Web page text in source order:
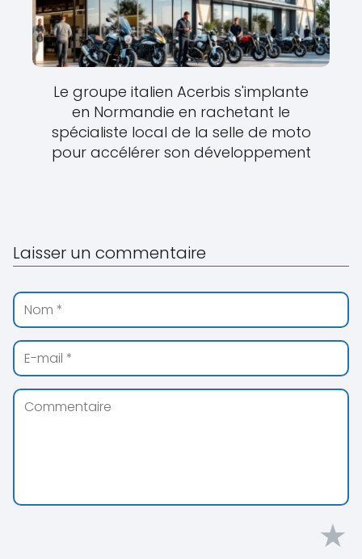
Le groupe italien Acerbis s'implante
en Normandie en rachetant le
spécialiste local de la selle de moto
pour accélérer son développement
Laisser un commentaire
★